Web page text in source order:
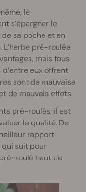
le
s’épargner le
sa poche et en
pré-roulée
mais tous
eux offrent
sont de mauvaise
et de mauvais effets.
pré-roulés, il est
la qualité. De
rapport
qui suit pour
roulé haut de